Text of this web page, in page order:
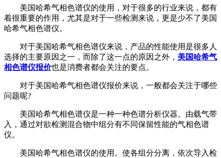
美国哈希气相色谱仪的使用，对于很多的行业来说，都有
着很重要的作用，尤其是对于一些检测来说，更是少不了美国
哈希气相色谱仪。
对于美国哈希气相色谱仪来说，产品的性能使用是很多人
选择的主要原因之一，而除了这一点的原因之外， 美国哈希气
相色谱仪报价也是消费者都会关注的要点。
对于美国哈希气相色谱仪报价来说，一般都会关注于哪些
问题呢?
美国哈希气相色谱仪是一种一种色谱分析仪器。由载气带
入，通过对欲检测混合物中组分有不同保留性能的气相色谱
仪。
美国哈希气相色谱仪的使用。使各组分分离，依次导入检